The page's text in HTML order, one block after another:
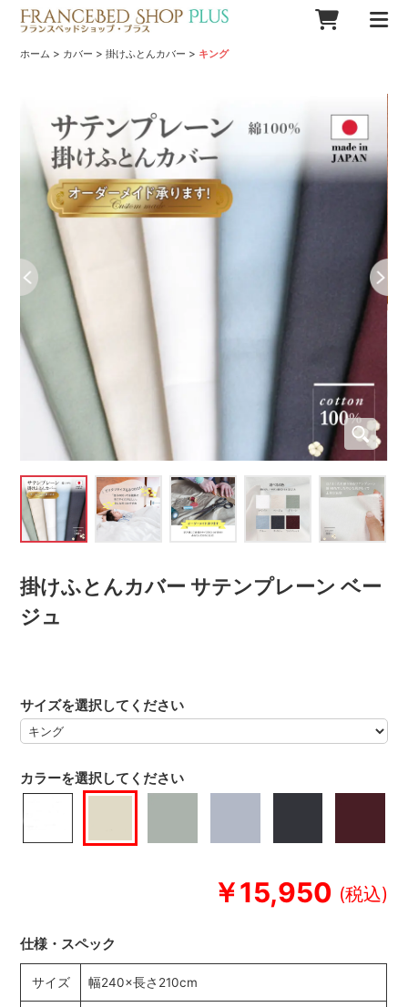
ホーム > カバー >掛けふとんカバー > キング
掛けふとんカバー サテンプレーン ベー
ジュ
￥15,950
カラーを選択してください
サイズを選択してください
仕様・スペック
サイズ 幅240×長さ210cm